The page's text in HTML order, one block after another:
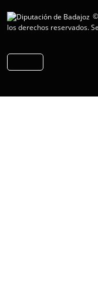
los derechos reservados.